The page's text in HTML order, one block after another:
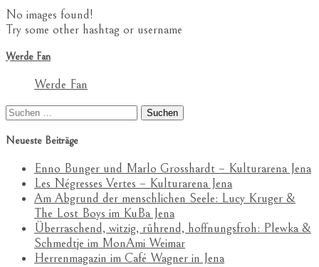
No images found!
Try some other hashtag or username
Werde Fan
Werde Fan
Suchen
Neueste Beiträge
Enno Bunger und Marlo Grosshardt – Kulturarena Jena
Les Négresses Vertes – Kulturarena Jena
Am Abgrund der menschlichen Seele: Lucy Kruger &
The Lost Boys im KuBa Jena
Überraschend, witzig, rührend, hoffnungsfroh: Plewka &
Schmedtje im MonAmi Weimar
Herrenmagazin im Café Wagner in Jena